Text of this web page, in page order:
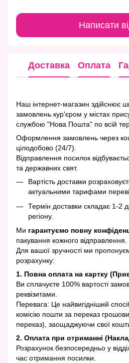
Написати
Доставка Оплата
Наш інтернет-магазин здійснює
замовлень кур'єром у містах
службою "Нова Пошта" по всій
Оформлення замовлень через
цілодобово (24/7).
Відправлення посилок
та державних свят.
Вартість доставки
актуальними тарифами
Термін доставки складає 1-2
регіону.
Ми гарантуємо повну
пакування кожного відправлення.
Для вашої зручності ми
розрахунку:
1. Повна оплата на картку
Ви сплачуєте 100% вартості
реквізитами.
Перевага: Це найвигідніший
комісію пошти за переказ
переказ), заощаджуючи свої
2. Оплата при отриманні
Розрахунок безпосередньо у
час отримання посилки.